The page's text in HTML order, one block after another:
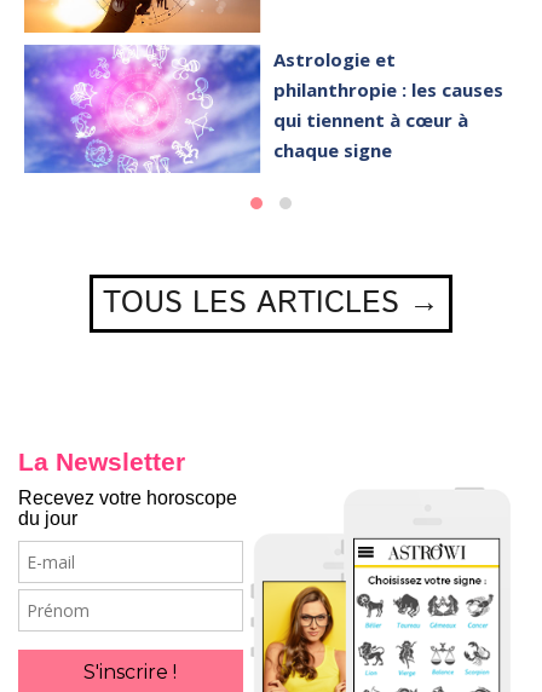
Astrologie et
philanthropie : les causes
qui tiennent à cœur à
chaque signe
TOUS LES ARTICLES →
La Newsletter
Recevez votre horoscope
du jour
E-
mail
Prénom
S'inscrire !